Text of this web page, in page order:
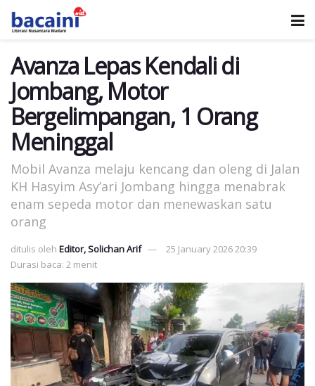
Avanza Lepas Kendali di
Jombang, Motor
Bergelimpangan, 1 Orang
Meninggal
Mobil Avanza melaju kencang dan oleng di Jalan
KH Hasyim Asy’ari Jombang hingga menabrak
enam sepeda motor dan menewaskan satu
orang
ditulis oleh Editor, Solichan Arif
25 January 2026 20:39
Durasi baca: 2 menit